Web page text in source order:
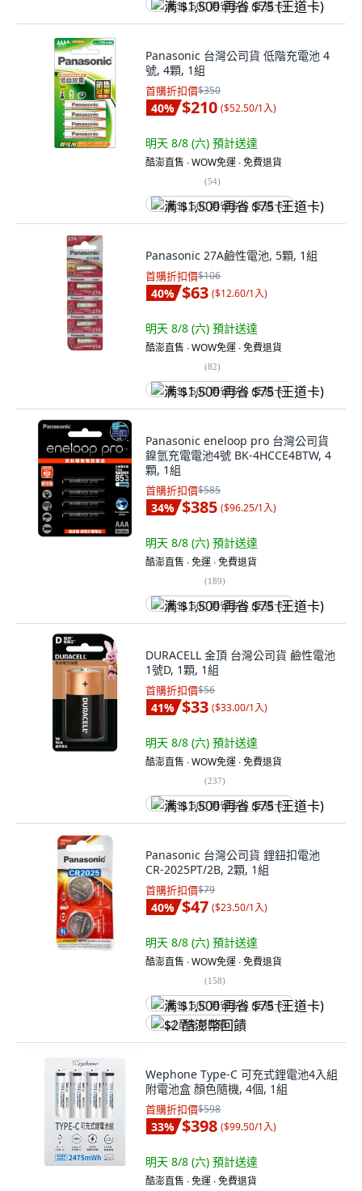
满 $1,500 再省 $75 (王道卡)
Panasonic 台灣公司貨 低階充電池 4
號, 4顆, 1組
首購折扣價$350
40% $210 ($52.50/1入)
明天 8/8 (六) 預計送達
酷澎直售 ∙ WOW免運 ∙ 免費退貨
(54)
满 $1,500 再省 $75 (王道卡)
Panasonic 27A鹼性電池, 5顆, 1組
首購折扣價$106
40% $63 ($12.60/1入)
明天 8/8 (六) 預計送達
酷澎直售 ∙ WOW免運 ∙ 免費退貨
(82)
满 $1,500 再省 $75 (王道卡)
Panasonic eneloop pro 台灣公司貨
鎳氫充電電池4號 BK-4HCCE4BTW, 4
顆, 1組
首購折扣價$585
34% $385 ($96.25/1入)
明天 8/8 (六) 預計送達
酷澎直售 ∙ 免運 ∙ 免費退貨
(189)
满 $1,500 再省 $75 (王道卡)
DURACELL 金頂 台灣公司貨 鹼性電池
1號D, 1顆, 1組
首購折扣價$56
41% $33 ($33.00/1入)
明天 8/8 (六) 預計送達
酷澎直售 ∙ WOW免運 ∙ 免費退貨
(237)
满 $1,500 再省 $75 (王道卡)
Panasonic 台灣公司貨 鋰鈕扣電池
CR-2025PT/2B, 2顆, 1組
首購折扣價$79
40% $47 ($23.50/1入)
明天 8/8 (六) 預計送達
酷澎直售 ∙ WOW免運 ∙ 免費退貨
(158)
满 $1,500 再省 $75 (王道卡)
$2 酷澎幣回饋
Wephone Type-C 可充式鋰電池4入組
附電池盒 顏色隨機, 4個, 1組
首購折扣價$598
33% $398 ($99.50/1入)
明天 8/8 (六) 預計送達
酷澎直售 ∙ 免運 ∙ 免費退貨